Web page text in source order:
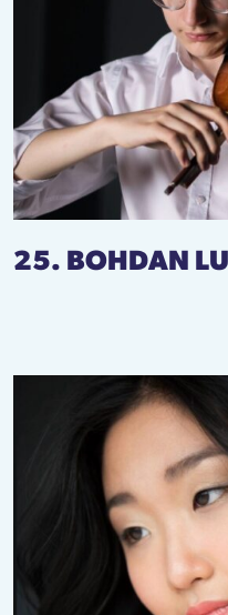
25. BOHDAN